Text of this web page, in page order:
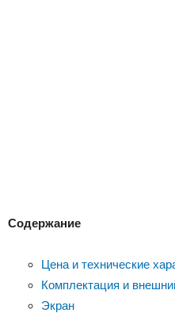
Содержание
Цена и технические
Комплектация и
Экран